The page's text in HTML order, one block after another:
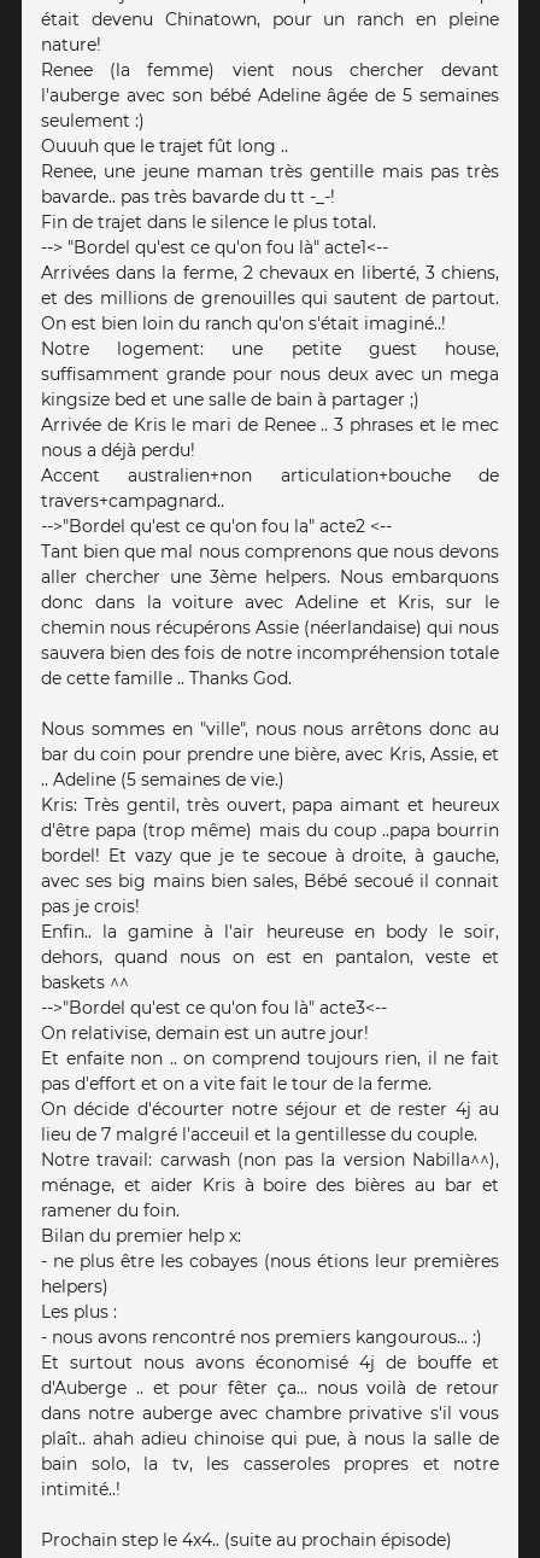
était devenu Chinatown, pour un ranch en pleine
nature!
Renee (la femme) vient nous chercher devant
l'auberge avec son bébé Adeline âgée de 5 semaines
seulement :)
Ouuuh que le trajet fût long ..
Renee, une jeune maman très gentille mais pas très
bavarde.. pas très bavarde du tt -_-!
Fin de trajet dans le silence le plus total.
--> "Bordel qu'est ce qu'on fou là" acte1<--
Arrivées dans la ferme, 2 chevaux en liberté, 3 chiens,
et des millions de grenouilles qui sautent de partout.
On est bien loin du ranch qu'on s'était imaginé..!
Notre logement: une petite guest house,
suffisamment grande pour nous deux avec un mega
kingsize bed et une salle de bain à partager ;)
Arrivée de Kris le mari de Renee .. 3 phrases et le mec
nous a déjà perdu!
Accent australien+non articulation+bouche de
travers+campagnard..
-->"Bordel qu'est ce qu'on fou la" acte2 <--
Tant bien que mal nous comprenons que nous devons
aller chercher une 3ème helpers. Nous embarquons
donc dans la voiture avec Adeline et Kris, sur le
chemin nous récupérons Assie (néerlandaise) qui nous
sauvera bien des fois de notre incompréhension totale
de cette famille .. Thanks God.
Nous sommes en "ville", nous nous arrêtons donc au
bar du coin pour prendre une bière, avec Kris, Assie, et
.. Adeline (5 semaines de vie.)
Kris: Très gentil, très ouvert, papa aimant et heureux
d'être papa (trop même) mais du coup ..papa bourrin
bordel! Et vazy que je te secoue à droite, à gauche,
avec ses big mains bien sales, Bébé secoué il connait
pas je crois!
Enfin.. la gamine à l'air heureuse en body le soir,
dehors, quand nous on est en pantalon, veste et
baskets ^^
-->"Bordel qu'est ce qu'on fou là" acte3<--
On relativise, demain est un autre jour!
Et enfaite non .. on comprend toujours rien, il ne fait
pas d'effort et on a vite fait le tour de la ferme.
On décide d'écourter notre séjour et de rester 4j au
lieu de 7 malgré l'acceuil et la gentillesse du couple.
Notre travail: carwash (non pas la version Nabilla^^),
ménage, et aider Kris à boire des bières au bar et
ramener du foin.
Bilan du premier help x:
- ne plus être les cobayes (nous étions leur premières
helpers)
Les plus :
- nous avons rencontré nos premiers kangourous... :)
Et surtout nous avons économisé 4j de bouffe et
d'Auberge .. et pour fêter ça... nous voilà de retour
dans notre auberge avec chambre privative s'il vous
plaît.. ahah adieu chinoise qui pue, à nous la salle de
bain solo, la tv, les casseroles propres et notre
intimité..!
Prochain step le 4x4.. (suite au prochain épisode)